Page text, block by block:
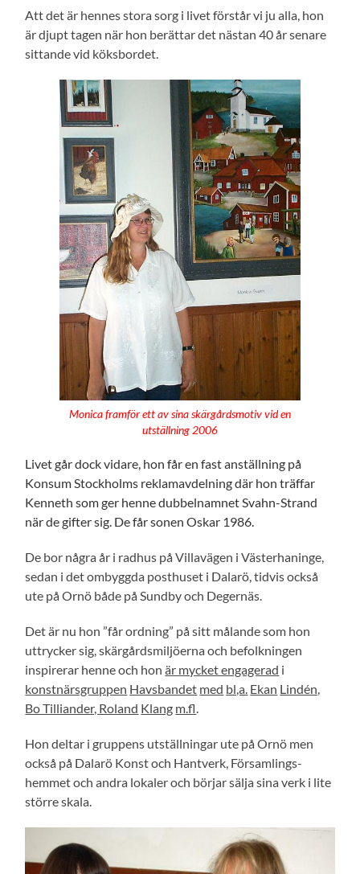
Att det är hennes stora sorg i livet förstår vi ju alla, hon
är djupt tagen när hon berättar det nästan 40 år senare
sittande vid köksbordet.
Monica framför ett av sina skärgårdsmotiv vid en
utställning 2006
Livet går dock vidare, hon får en fast anställning på
Konsum Stockholms reklamavdelning där hon träffar
Kenneth som ger henne dubbelnamnet Svahn-Strand
när de gifter sig. De får sonen Oskar 1986.
De bor några år i radhus på Villavägen i Västerhaninge,
sedan i det ombyggda posthuset i Dalarö, tidvis också
ute på Ornö både på Sundby och Degernäs.
Det är nu hon ”får ordning” på sitt målande som hon
uttrycker sig, skärgårdsmiljöerna och befolkningen
inspirerar henne och honär mycket engagerad i
konstnärsgruppen Havsbandet med bl,a. Ekan Lindén,
Bo Tilliander, Roland Klang m.fl.
Hon deltar i gruppens utställningar ute på Ornö men
också på Dalarö Konst och Hantverk, Församlings-
hemmet och andra lokaler och börjar sälja sina verk i lite
större skala.